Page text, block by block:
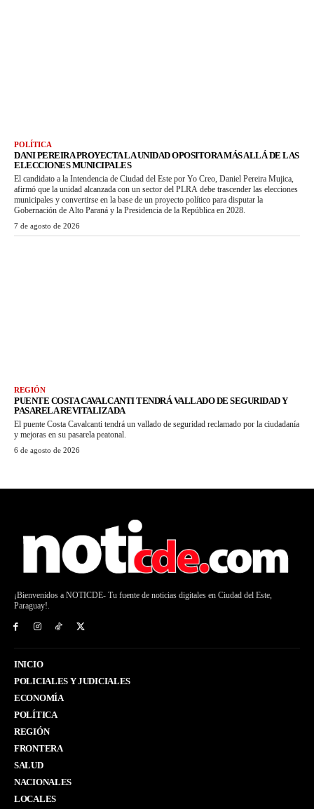
POLÍTICA
DANI PEREIRA PROYECTA LA UNIDAD OPOSITORA MÁS ALLÁ DE LAS
ELECCIONES MUNICIPALES
El candidato a la Intendencia de Ciudad del Este por Yo Creo, Daniel Pereira Mujica,
afirmó que la unidad alcanzada con un sector del PLRA debe trascender las elecciones
municipales y convertirse en la base de un proyecto político para disputar la
Gobernación de Alto Paraná y la Presidencia de la República en 2028.
7 de agosto de 2026
REGIÓN
PUENTE COSTA CAVALCANTI TENDRÁ VALLADO DE SEGURIDAD Y
PASARELA REVITALIZADA
El puente Costa Cavalcanti tendrá un vallado de seguridad reclamado por la ciudadanía
y mejoras en su pasarela peatonal.
6 de agosto de 2026
¡Bienvenidos a NOTICDE- Tu fuente de noticias digitales en Ciudad del Este,
Paraguay!.
INICIO
POLICIALES Y JUDICIALES
ECONOMÍA
POLÍTICA
REGIÓN
FRONTERA
SALUD
NACIONALES
LOCALES